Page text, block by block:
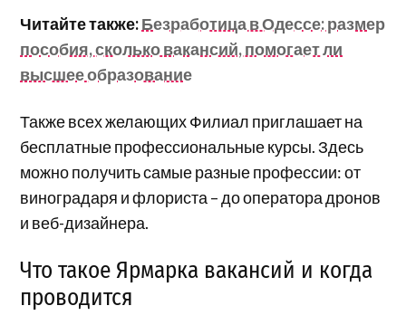
Читайте также:Безработица в Одессе: размер
пособия, сколько вакансий, помогает ли
высшее образование
Также всех желающих Филиал приглашает на
бесплатные профессиональные курсы. Здесь
можно получить самые разные профессии: от
виноградаря и флориста – до оператора дронов
и веб-дизайнера.
Что такое Ярмарка вакансий и когда
проводится